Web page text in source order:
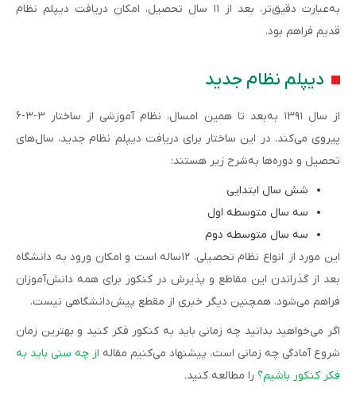
به‌عبارت دقیق‌تر، بعد از ۱۱ سال تحصیل، امکان دریافت دیپلم نظام
قدیم فراهم بود.
دیپلم نظام جدید
از سال ۱۳۹۱ به‌بعد تا همین امسال، نظام آموزشی از ساختار ۳-۳-۶
پیروی می‌کند. در این ساختار برای دریافت دیپلم نظام جدید، سال‌های
تحصیل و دوره‌ها به‌شرح زیر هستند:
شش سال ابتدایی
سه سال متوسطه اول
سه سال متوسطه دوم
این مورد از انواع نظام تحصیلی، ۱۲ساله است و امکان ورود به دانشگاه
بعد از گذراندن این مقاطع و پذیرش در کنکور برای همه دانش‌آموزان
فراهم می‌شود. همچنین دیگر خبری از مقطع پیش‌دانشگاهی نیست.
اگر می‌خواهید بدانید چه زمانی باید به کنکور فکر کنید و بهترین زمان
شروع آمادگی چه زمانی است، پیشنهاد می‌کنیم مقاله از چه سنی باید به
فکر کنکور باشیم؟ را مطالعه کنید.